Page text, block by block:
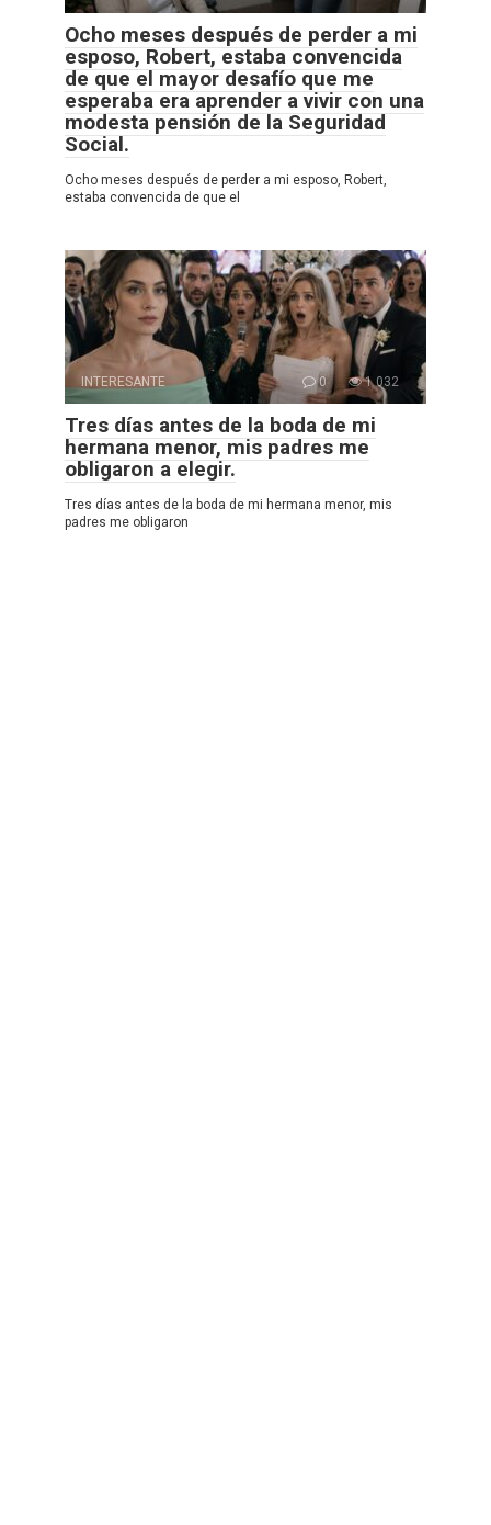
Ocho meses después de perder a mi
esposo, Robert, estaba convencida
de que el mayor desafío que me
esperaba era aprender a vivir con una
modesta pensión de la Seguridad
Social.
Ocho meses después de perder a mi esposo, Robert,
estaba convencida de que el
INTERESANTE 0 1 032
Tres días antes de la boda de mi
hermana menor, mis padres me
obligaron a elegir.
Tres días antes de la boda de mi hermana menor, mis
padres me obligaron